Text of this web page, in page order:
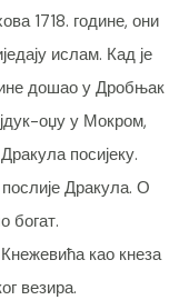
1718. године, они
ислам. Кад је
дошао у Дробњак
оџу у Мокром,
посијеку.
Дракула. О
богат.
као кнеза
везира.